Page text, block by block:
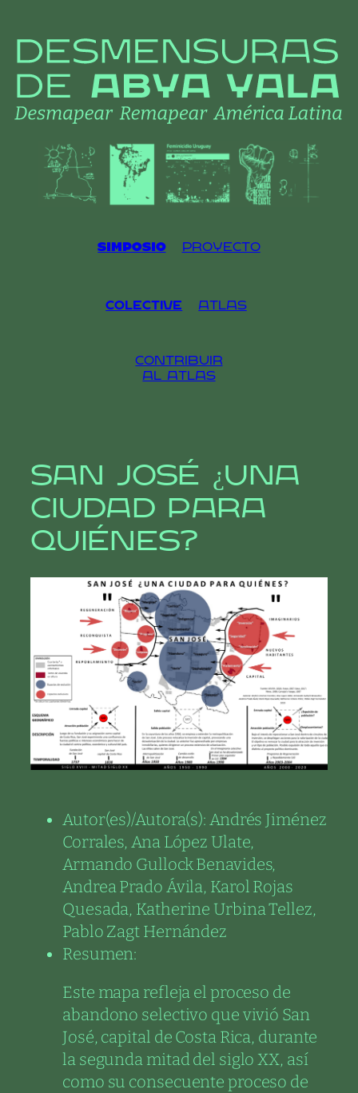
to
content
Simposio Proyecto
Colective Atlas
contribuir
al atlas
San José ¿Una
ciudad para
quiénes?
Autor(es)/Autora(s): Andrés Jiménez
Corrales, Ana López Ulate,
Armando Gullock Benavides,
Andrea Prado Ávila, Karol Rojas
Quesada, Katherine Urbina Tellez,
Pablo Zagt Hernández
Resumen:
Este mapa refleja el proceso de
abandono selectivo que vivió San
José, capital de Costa Rica, durante
la segunda mitad del siglo XX, así
como su consecuente proceso de